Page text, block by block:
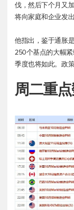
伐，然后下个月又
将向家庭和企业发
他指出，鉴于通胀
250个基点的大幅
季度也将如此。政
周二重